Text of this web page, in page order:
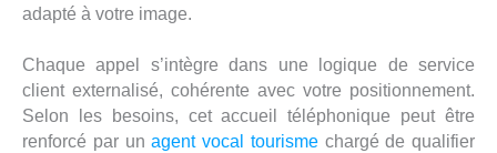
adapté à votre image.
Chaque appel s’intègre dans une logique de service
client externalisé, cohérente avec votre positionnement.
Selon les besoins, cet accueil téléphonique peut être
renforcé par unagent vocal tourismechargé de qualifier